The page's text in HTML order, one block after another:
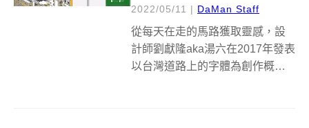
2022/05/11 | DaMan Staff
從每天在走的馬路獲取靈感，設
計師劉獻隆aka湯六在2017年發表
以台灣道路上的字體為創作概念